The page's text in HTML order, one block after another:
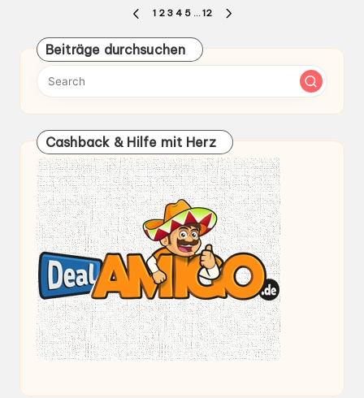
Seitennummerierung
der
Beiträge
PREVIOUS
PAGE
1 2 3 4 5 … 12
Beiträge durchsuchen
Cashback & Hilfe mit Herz